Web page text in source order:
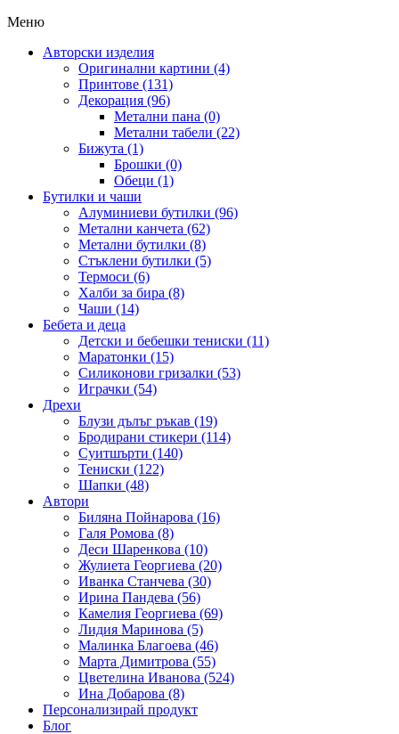
Меню
Авторски изделия
Оригинални картини (4)
Принтове (131)
Декорация (96)
Метални пана (0)
Метални табели (22)
Бижута (1)
Брошки (0)
Обеци (1)
Бутилки и чаши
Алуминиеви бутилки (96)
Метални канчета (62)
Метални бутилки (8)
Стъклени бутилки (5)
Термоси (6)
Халби за бира (8)
Чаши (14)
Бебета и деца
Детски и бебешки тениски (11)
Маратонки (15)
Силиконови гризалки (53)
Играчки (54)
Дрехи
Блузи дълъг ръкав (19)
Бродирани стикери (114)
Суитшърти (140)
Тениски (122)
Шапки (48)
Автори
Биляна Пойнарова (16)
Галя Ромова (8)
Деси Шаренкова (10)
Жулиета Георгиева (20)
Иванка Станчева (30)
Ирина Пандева (56)
Камелия Георгиева (69)
Лидия Маринова (5)
Малинка Благоева (46)
Марта Димитрова (55)
Цветелина Иванова (524)
Ина Добарова (8)
Персонализирай продукт
Блог